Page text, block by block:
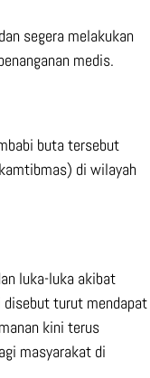
segera melakukan
medis.
buta tersebut
di wilayah
luka-luka akibat
disebut turut mendapat
kini terus
masyarakat di